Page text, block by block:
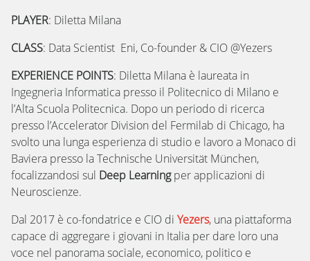
PLAYER: Diletta Milana
CLASS: Data Scientist Eni, Co-founder & CIO @Yezers
EXPERIENCE POINTS: Diletta Milana è laureata in
Ingegneria Informatica presso il Politecnico di Milano e
l’Alta Scuola Politecnica. Dopo un periodo di ricerca
presso l’Accelerator Division del Fermilab di Chicago, ha
svolto una lunga esperienza di studio e lavoro a Monaco di
Baviera presso la Technische Universität München,
focalizzandosi sul Deep Learningper applicazioni di
Neuroscienze.
Dal 2017 è co-fondatrice e CIO di Yezers, una piattaforma
capace di aggregare i giovani in Italia per dare loro una
voce nel panorama sociale, economico, politico e